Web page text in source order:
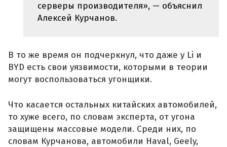
серверы производителя», — объяснил
Алексей Курчанов.
В то же время он подчеркнул, что даже у Li и
BYD есть свои уязвимости, которыми в теории
могут воспользоваться угонщики.
Что касается остальных китайских автомобилей,
то хуже всего, по словам эксперта, от угона
защищены массовые модели. Среди них, по
словам Курчанова, автомобили Haval, Geely,